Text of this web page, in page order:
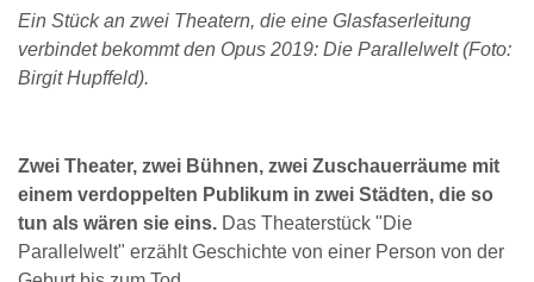
Ein Stück an zwei Theatern, die eine Glasfaserleitung
verbindet bekommt den Opus 2019: Die Parallelwelt (Foto:
Birgit Hupffeld).
Zwei Theater, zwei Bühnen, zwei Zuschauerräume mit
einem verdoppelten Publikum in zwei Städten, die so
tun als wären sie eins. Das Theaterstück "Die
Parallelwelt" erzählt Geschichte von einer Person von der